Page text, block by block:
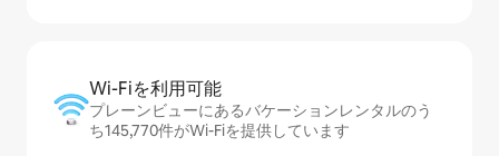
Wi-Fiを利⁠用⁠可⁠能
プレーンビューにあるバケーションレンタルのう
ち145,770件がWi-Fiを提供しています